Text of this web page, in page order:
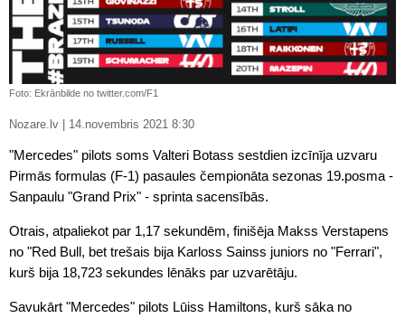
Foto: Ekrānbilde no twitter.com/F1
Nozare.lv | 14.novembris 2021 8:30
"Mercedes" pilots soms Valteri Botass sestdien izcīnīja uzvaru
Pirmās formulas (F-1) pasaules čempionāta sezonas 19.posma -
Sanpaulu "Grand Prix" - sprinta sacensībās.
Otrais, atpaliekot par 1,17 sekundēm, finišēja Makss Verstapens
no "Red Bull, bet trešais bija Karloss Sainss juniors no "Ferrari",
kurš bija 18,723 sekundes lēnāks par uzvarētāju.
Savukārt "Mercedes" pilots Lūiss Hamiltons, kurš sāka no